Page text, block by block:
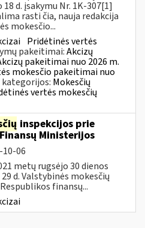
d. įsakymu Nr. 1K-307[1]
rasti čia, nauja redakcija
mokesčio...
Pridėtinės vertės
pakeitimai:Akcizų
pakeitimai nuo 2026 m.
mokesčio pakeitimai nuo
kategorijos: Mokesčių
vertės mokesčių
inspekcijos prie
Ministerijos
10-06
metų rugsėjo 30 dienos
d. Valstybinės mokesčių
finansų...